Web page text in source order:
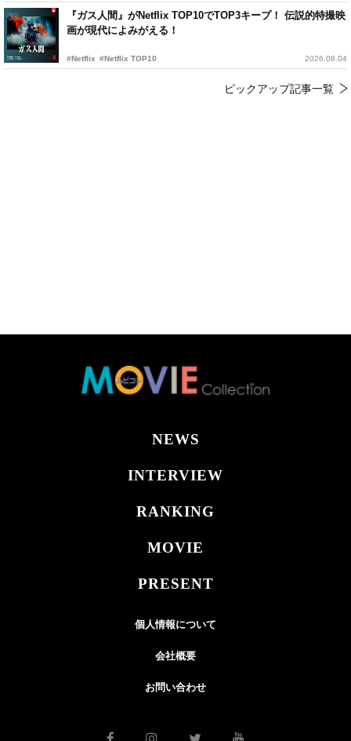
『ガス人間』がNetflix TOP10でTOP3キープ！ 伝説的特撮映
画が現代によみがえる！
#Netflix #Netflix TOP10 2026.08.04
ピックアップ記事一覧
NEWS
INTERVIEW
RANKING
MOVIE
PRESENT
個人情報について
会社概要
お問い合わせ